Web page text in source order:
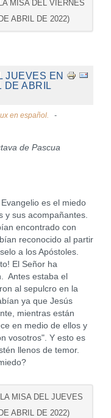
MISA DEL VIERNES
ABRIL DE 2022)
JUEVES EN
DE ABRIL
en español.
de Pascua
es el miedo
y sus acompañantes.
encontrado con
reconocido al partir
a los Apóstoles.
El Señor ha
Antes estaba el
al sepulcro en la
ya que Jesús
mientras están
en medio de ellos y
vosotros". Y esto es
llenos de temor.
MISA DEL JUEVES
ABRIL DE 2022)